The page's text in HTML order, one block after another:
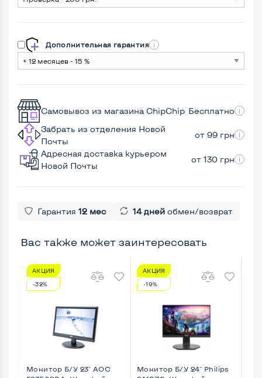
Дополнительная гарантия
Самовывоз из магазина ChipChip Бесплатно
Забрать из отделения Новой
Почты
от 99 грн
Адресная доставка курьером
Новой Почты
от 130 грн
Гарантия 12 мес 14 дней обмен/возврат
Вас также может заинтересовать
АКЦИЯ
-32%
Монитор Б/У 23" AOC
АКЦИЯ
-19%
Монитор Б/У 24" Philips